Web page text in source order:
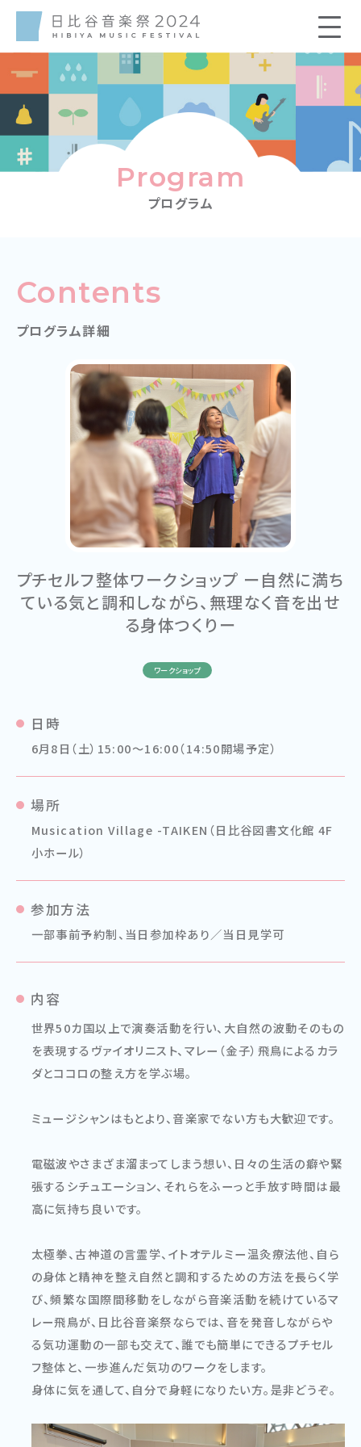
Program
プログラム
Contents
プログラム詳細
プチセルフ整体ワークショップ ー自然に満ち
ている気と調和しながら、無理なく音を出せ
る身体つくりー
ワークショップ
日時
6月8日（土）15:00〜16:00（14:50開場予定）
場所
Musication Village -TAIKEN（日比谷図書文化館 4F
小ホール）
参加方法
一部事前予約制、当日参加枠あり／当日見学可
内容
世界50カ国以上で演奏活動を行い、大自然の波動そのもの
を表現するヴァイオリニスト、マレー（金子）飛鳥によるカラ
ダとココロの整え方を学ぶ場。
ミュージシャンはもとより、音楽家でない方も大歓迎です。
電磁波やさまざま溜まってしまう想い、日々の生活の癖や緊
張するシチュエーション、それらをふーっと手放す時間は最
高に気持ち良いです。
太極拳、古神道の言霊学、イトオテルミー温灸療法他、自ら
の身体と精神を整え自然と調和するための方法を長らく学
び、頻繁な国際間移動をしながら音楽活動を続けているマ
レー飛鳥が、日比谷音楽祭ならでは、音を発音しながらや
る気功運動の一部も交えて、誰でも簡単にできるプチセル
フ整体と、一歩進んだ気功のワークをします。
身体に気を通して、自分で身軽になりたい方。是非どうぞ。